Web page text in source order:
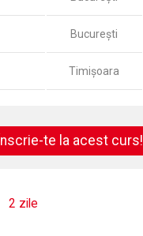
București
Timișoara
Înscrie-te la acest curs!
2 zile